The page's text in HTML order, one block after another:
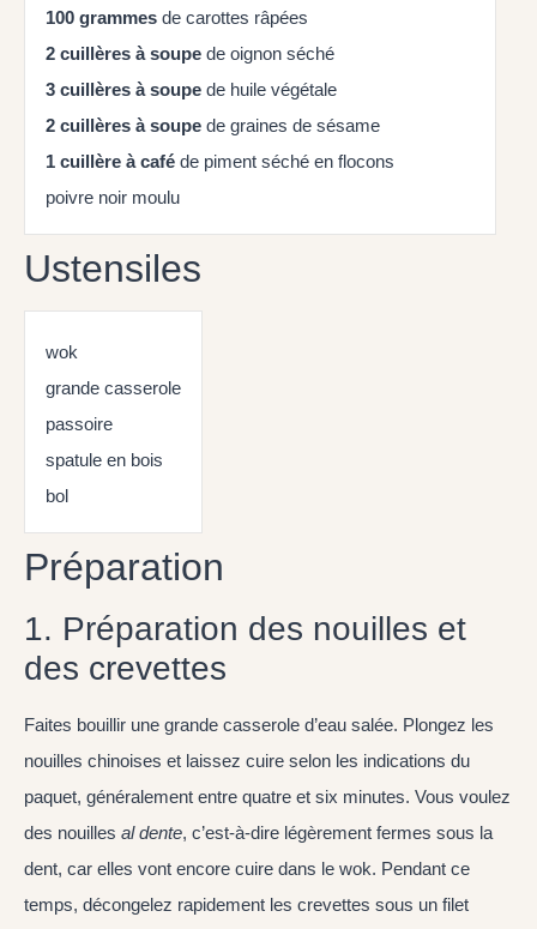
100 grammes de carottes râpées
2 cuillères à soupe de oignon séché
3 cuillères à soupe de huile végétale
2 cuillères à soupe de graines de sésame
1 cuillère à café de piment séché en flocons
poivre noir moulu
Ustensiles
wok
grande casserole
passoire
spatule en bois
bol
Préparation
1. Préparation des nouilles et
des crevettes
Faites bouillir une grande casserole d’eau salée. Plongez les
nouilles chinoises et laissez cuire selon les indications du
paquet, généralement entre quatre et six minutes. Vous voulez
des nouilles al dente, c’est-à-dire légèrement fermes sous la
dent, car elles vont encore cuire dans le wok. Pendant ce
temps, décongelez rapidement les crevettes sous un filet